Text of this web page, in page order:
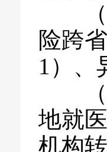
（一
险跨
1）、
（二
地就
机构